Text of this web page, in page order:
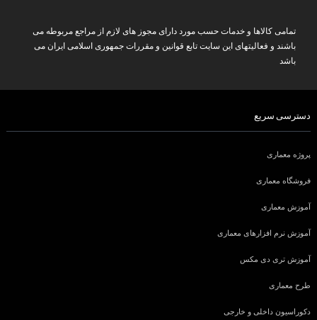
تمامی کالاها و خدمات حسب مورد دارای مجوز های لازم از مراجع مربوطه می
باشند و فعالیتهای این سایت تابع قوانین و مقررات جمهوری اسلامی ایران می
باشد
دسترسی سریع
پروژه معماری
فروشگاه معماری
آموزش معماری
آموزش نرم افزارهای معماری
آموزش تری دی مکس
طرح معماری
دکوراسیون داخلی و خارجی